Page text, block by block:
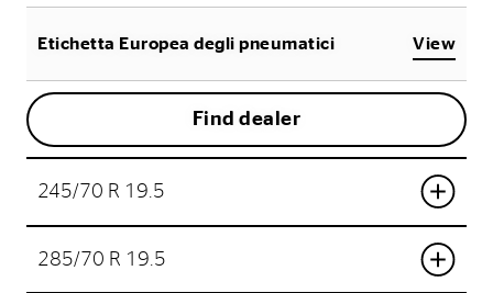
Etichetta Europea degli pneumatici View
Find dealer
245/70 R 19.5
285/70 R 19.5